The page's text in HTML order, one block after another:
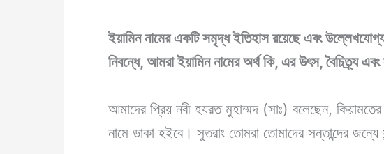
ইয়ামিন নামের একটি সমৃদ্ধ ইতিহাস রয়েছে এবং
নিবন্ধে, আমরা ইয়ামিননামের অর্থ কি, এর উৎস, বৈচিত্র্য
আমাদের প্রিয় নবী হযরত মুহাম্মদ (সাঃ) বলেছেন,
নামে ডাকা হইবে। সুতরাং তোমরা তোমাদের সন্তান্দের